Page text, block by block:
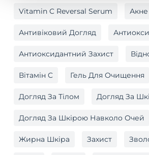
Vitamin C Reversal Serum Акне
Антивіковий Догляд
Антиоксидантний Захист
Вітамін C Гель Для Очищення
Догляд За Тілом Догляд За
Догляд За Шкірою Навколо Очей
Жирна Шкіра Захист